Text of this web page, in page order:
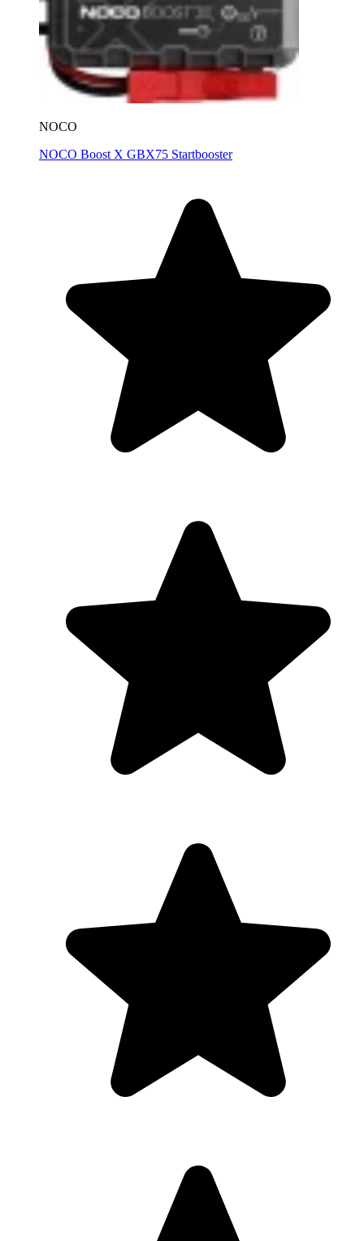
NOCO
NOCO Boost X GBX75 Startbooster